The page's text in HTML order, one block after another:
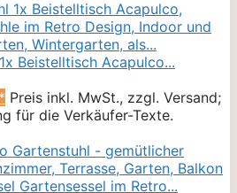
Beistelltisch Acapulco...
Preis inkl. MwSt., zzgl. Versand;
für die Verkäufer-Texte.